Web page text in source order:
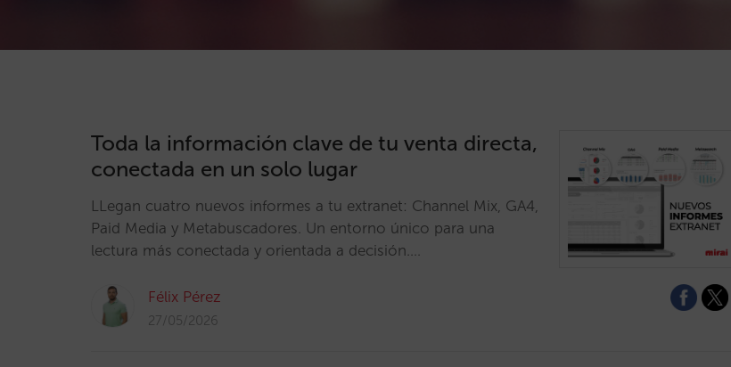
Toda la información clave de tu venta directa,
conectada en un solo lugar
LLegan cuatro nuevos informes a tu extranet: Channel Mix, GA4,
Paid Media y Metabuscadores. Un entorno único para una
lectura más conectada y orientada a decisión.…
Félix Pérez
27/05/2026